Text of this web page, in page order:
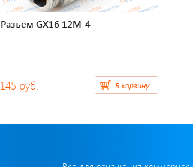
Разъем GX16 12M-4
145 руб. В корзину